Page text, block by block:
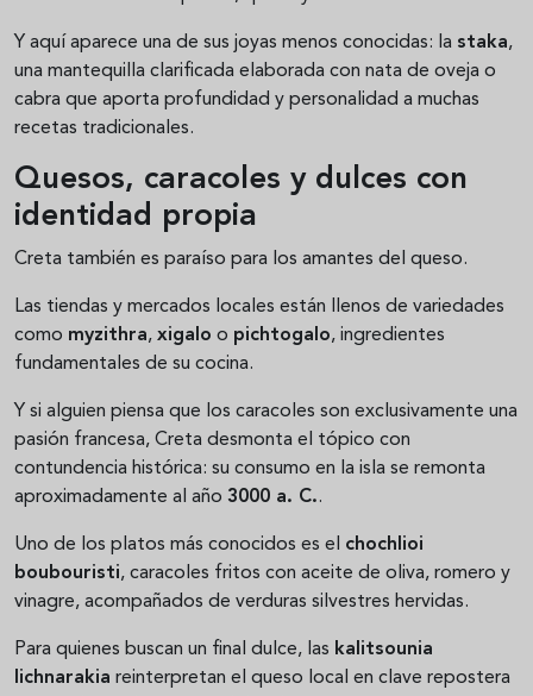
Y aquí aparece una de sus joyas menos conocidas: la staka,
una mantequilla clarificada elaborada con nata de oveja o
cabra que aporta profundidad y personalidad a muchas
recetas tradicionales.
Quesos, caracoles y dulces con
identidad propia
Creta también es paraíso para los amantes del queso.
Las tiendas y mercados locales están llenos de variedades
como myzithra, xigalo o pichtogalo, ingredientes
fundamentales de su cocina.
Y si alguien piensa que los caracoles son exclusivamente una
pasión francesa, Creta desmonta el tópico con
contundencia histórica: su consumo en la isla se remonta
aproximadamente al año 3000 a. C..
Uno de los platos más conocidos es el chochlioi
boubouristi, caracoles fritos con aceite de oliva, romero y
vinagre, acompañados de verduras silvestres hervidas.
Para quienes buscan un final dulce, las kalitsounia
lichnarakia reinterpretan el queso local en clave repostera